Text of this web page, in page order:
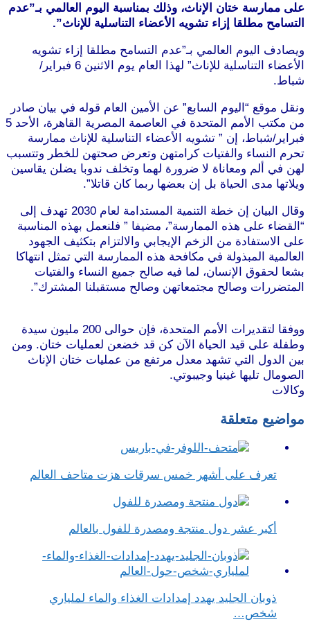
على ممارسة ختان الإناث، وذلك بمناسبة اليوم العالمي بـ”عدم
التسامح مطلقا إزاء تشويه الأعضاء التناسلية للإناث”.
ويصادف اليوم العالمي بـ”عدم التسامح مطلقا إزاء تشويه
الأعضاء التناسلية للإناث” لهذا العام يوم الاثنين 6 فبراير/
شباط.
ونقل موقع “اليوم السابع” عن الأمين العام قوله في بيان صادر
من مكتب الأمم المتحدة في العاصمة المصرية القاهرة، الأحد 5
فبراير/شباط، إن ” تشويه الأعضاء التناسلية للإناث ممارسة
تحرم النساء والفتيات كرامتهن وتعرض صحتهن للخطر وتتسبب
لهن في ألم ومعاناة لا ضرورة لهما وتخلف ندوبا يضلن يقاسين
ويلاتها مدى الحياة بل إن بعضها ربما كان قاتلا”.
وقال البيان إن خطة التنمية المستدامة لعام 2030 تهدف إلى
“القضاء على هذه الممارسة”، مضيفا ” فلنعمل بهذه المناسبة
على الاستفادة من الزخم الإيجابي والالتزام بتكثيف الجهود
العالمية المبذولة في مكافحة هذه الممارسة التي تمثل انتهاكا
بشعا لحقوق الإنسان، لما فيه صالح جميع النساء والفتيات
المتضررات وصالح مجتمعاتهن وصالح مستقبلنا المشترك”.
ووفقا لتقديرات الأمم المتحدة، فإن حوالى 200 مليون سيدة
وطفلة على قيد الحياة الآن كن قد خضعن لعمليات ختان. ومن
بين الدول التي تشهد معدل مرتفع من عمليات ختان الإناث
الصومال تليها غينيا وجيبوتي.
وكالات
مواضيع متعلقة
تعرف على أشهر خمس سرقات هزت متاحف العالم
أكبر عشر دول منتجة ومصدرة للفول بالعالم
ذوبان الجليد يهدد إمدادات الغذاء والماء لملياري
شخص…